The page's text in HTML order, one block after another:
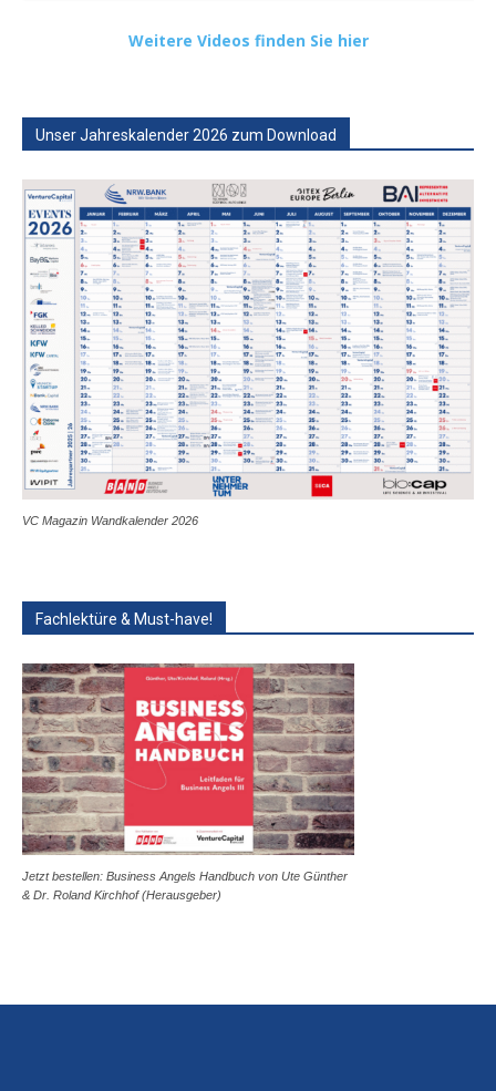
Weitere Videos finden Sie hier
Unser Jahreskalender 2026 zum Download
VC Magazin Wandkalender 2026
Fachlektüre & Must-have!
Jetzt bestellen: Business Angels Handbuch von Ute Günther
& Dr. Roland Kirchhof (Herausgeber)